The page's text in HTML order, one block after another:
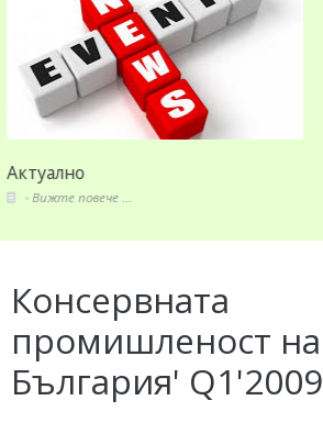
За СППЗ
Вижте повече ...
Консервната
промишленост на
България' Q1'2009